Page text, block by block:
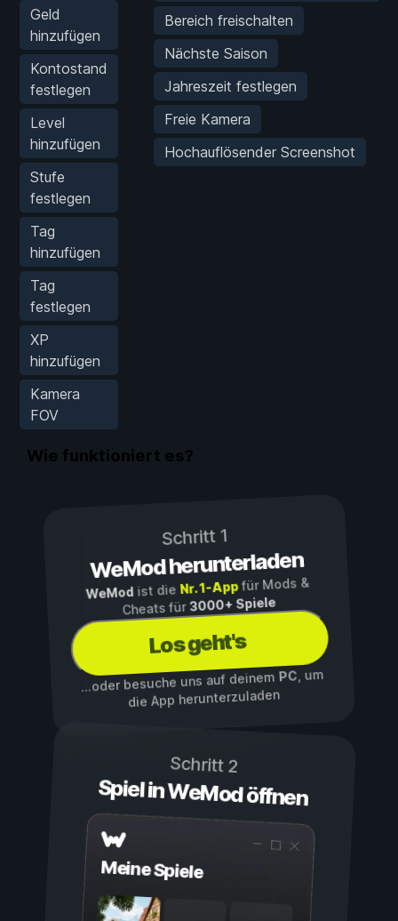
Geld
hinzufügen
Kontostand
festlegen
Level
hinzufügen
Stufe
festlegen
Tag
hinzufügen
Tag
festlegen
XP
hinzufügen
Kamera
FOV
Bereich freischalten
Nächste Saison
Jahreszeit festlegen
Freie Kamera
Hochauflösender Screenshot
Wie funktioniert es?
Schritt 1
WeMod herunterladen
WeMod ist die Nr. 1-Appfür Mods &
Cheats für3000+ Spiele
Los geht's
...oder besuche uns auf deinemPC, um
die App herunterzuladen
Schritt 2
Spiel in WeMod öffnen
Meine Spiele